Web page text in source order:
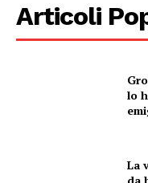
Articoli
lo
La